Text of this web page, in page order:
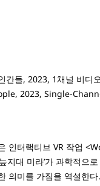
간들, 2023, 1채널 비디
2023, Single-
인터랙티브 VR 작업
지대 미라’가 과학적
의미를 가짐을 역설한다.